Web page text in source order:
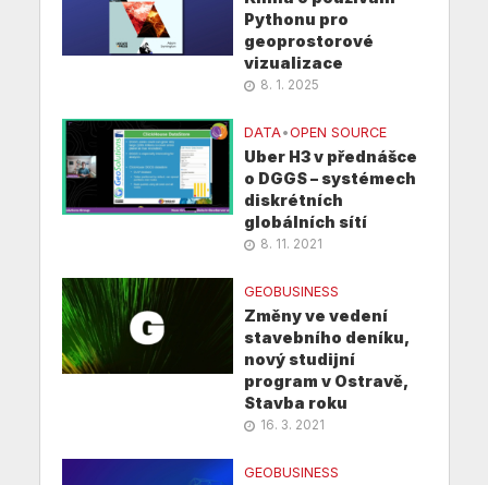
Pythonu pro
geoprostorové
vizualizace
8. 1. 2025
DATA•OPEN SOURCE
Uber H3 v přednášce
o DGGS – systémech
diskrétních
globálních sítí
8. 11. 2021
GEOBUSINESS
Změny ve vedení
stavebního deníku,
nový studijní
program v Ostravě,
Stavba roku
16. 3. 2021
GEOBUSINESS